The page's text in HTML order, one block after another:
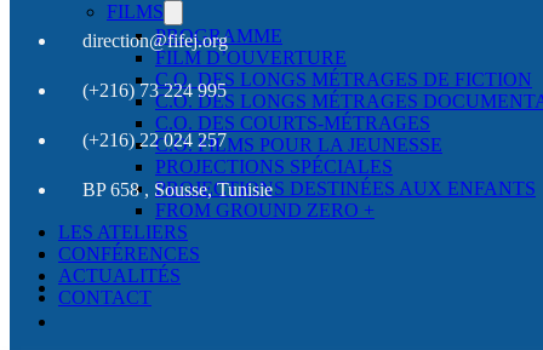
FILMS
PROGRAMME
FILM D’OUVERTURE
C.O. DES LONGS MÉTRAGES DE FICTION
C.O. DES LONGS MÉTRAGES
C.O. DES COURTS-MÉTRAGES
C.O. FILMS POUR LA JEUNESSE
PROJECTIONS SPÉCIALES
PROJECTIONS DESTINÉES AUX ENFANTS
FROM GROUND ZERO +
LES ATELIERS
CONFÉRENCES
ACTUALITÉS
CONTACT
direction@fifej.org
(+216) 73 224 995
(+216) 22 024 257
BP 658 , Sousse, Tunisie